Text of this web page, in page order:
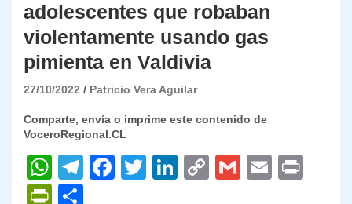
adolescentes que robaban
violentamente usando gas
pimienta en Valdivia
27/10/2022 Patricio Vera Aguilar
Comparte, envía o imprime este contenido de
VoceroRegional.CL
W
h
T
F
T
Li
C
G
E
P